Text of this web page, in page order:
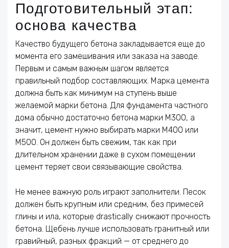
Подготовительный этап:
основа качества
Качество будущего бетона закладывается еще до
момента его замешивания или заказа на заводе.
Первым и самым важным шагом является
правильный подбор составляющих. Марка цемента
должна быть как минимум на ступень выше
желаемой марки бетона. Для фундамента частного
дома обычно достаточно бетона марки М300, а
значит, цемент нужно выбирать марки М400 или
М500. Он должен быть свежим, так как при
длительном хранении даже в сухом помещении
цемент теряет свои связывающие свойства.
Не менее важную роль играют заполнители. Песок
должен быть крупным или средним, без примесей
глины и ила, которые drastically снижают прочность
бетона. Щебень лучше использовать гранитный или
гравийный, разных фракций — от среднего до